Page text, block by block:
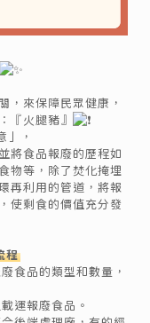
，來保障民眾健康，
『火腿豬』
」，
將食品報廢的歷程如
物等，除了焚化掩埋
再利用的管道，將報
使剩食的價值充分發
程
食品的類型和數量，
運報廢食品。​